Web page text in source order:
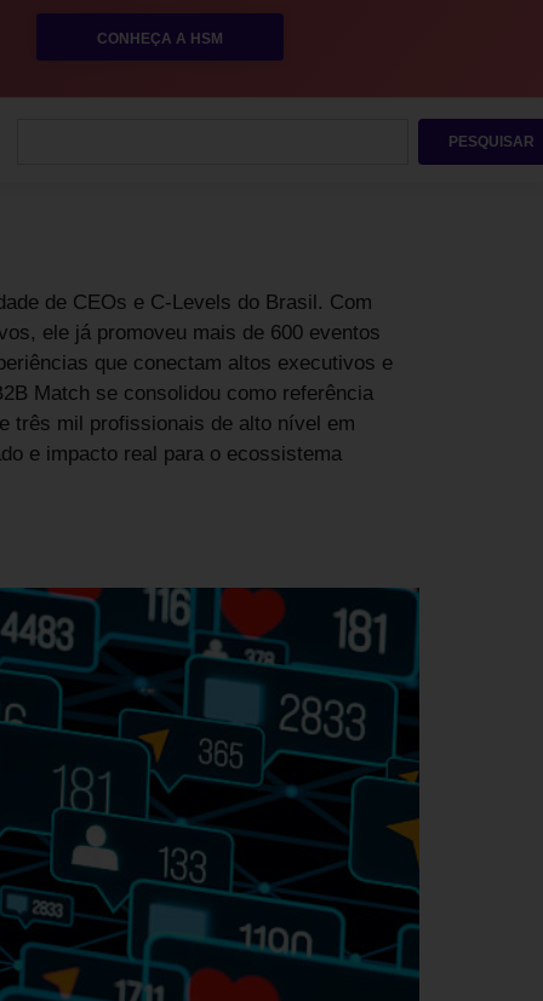
CONHEÇA A HSM
PESQUISAR
de CEOs e C-Levels do Brasil. Com
ele já promoveu mais de 600 eventos
que conectam altos executivos e
Match se consolidou como referência
três mil profissionais de alto nível em
e impacto real para o ecossistema